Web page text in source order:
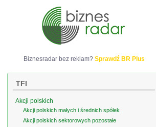
Biznesradar bez reklam? Sprawdź BR Plus
TFI
Akcji polskich
Akcji polskich małych i średnich spółek
Akcji polskich sektorowych pozostałe